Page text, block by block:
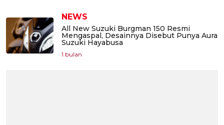
NEWS
All New Suzuki Burgman 150 Resmi
Mengaspal, Desainnya Disebut Punya Aura
Suzuki Hayabusa
1 bulan